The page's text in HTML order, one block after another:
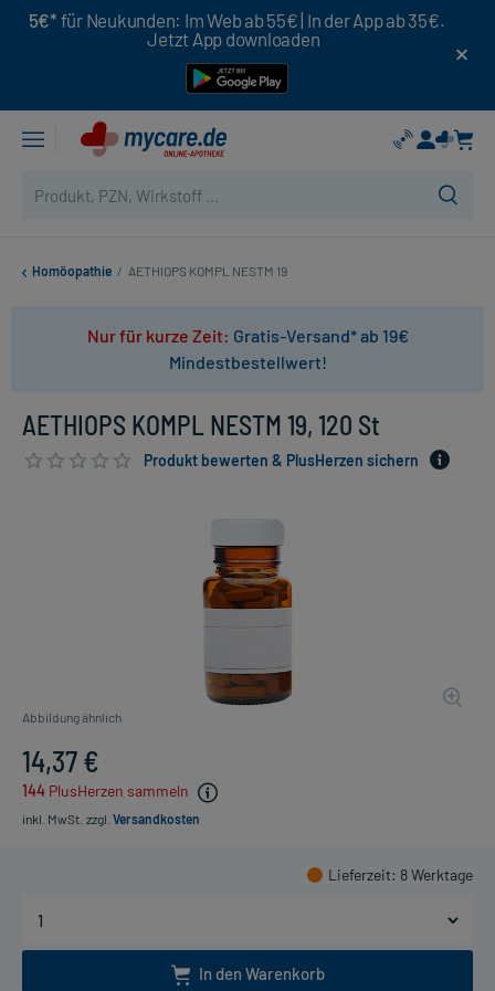
5€* für Neukunden: Im Web ab 55€ | In der App ab 35€.
Jetzt App downloaden
Homöopathie / AETHIOPS KOMPL NESTM 19
Nur für kurze Zeit: Gratis-Versand* ab 19€
Mindestbestellwert!
AETHIOPS KOMPL NESTM 19, 120 St
Produkt bewerten & PlusHerzen sichern
Abbildung ähnlich
14,37 €
144 PlusHerzen sammeln
inkl. MwSt. zzgl. Versandkosten
Lieferzeit: 8 Werktage
In den Warenkorb